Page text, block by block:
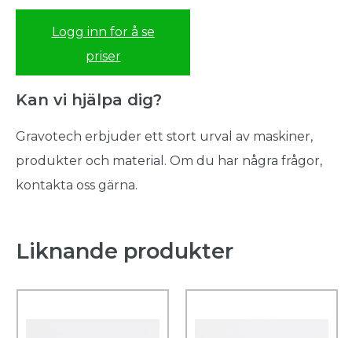
Logg inn for å se
priser
Kan vi hjälpa dig?
Gravotech erbjuder ett stort urval av maskiner,
produkter och material. Om du har några frågor,
kontakta oss gärna.
Liknande produkter